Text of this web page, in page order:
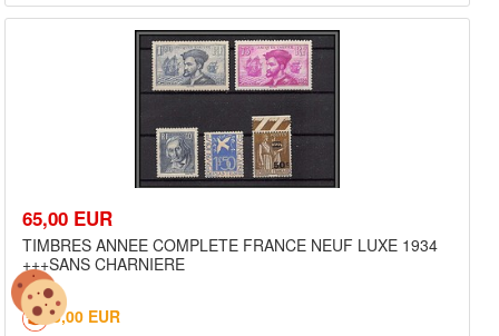
65,00 EUR
TIMBRES ANNEE COMPLETE FRANCE NEUF LUXE 1934
+++SANS CHARNIERE
5,00 EUR